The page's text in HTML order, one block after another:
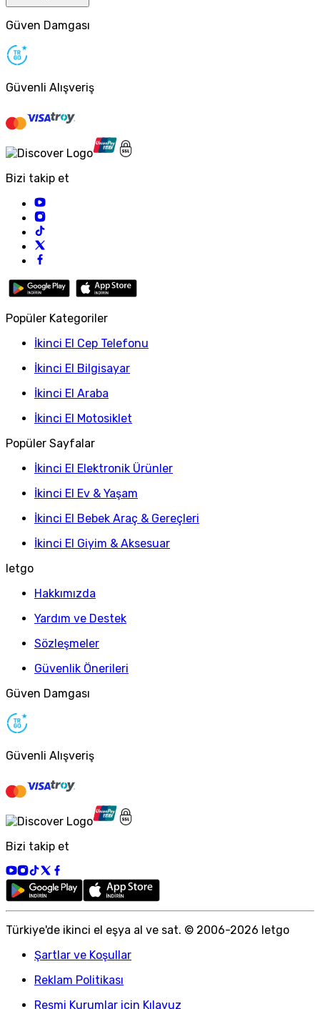
Güven Damgası
Güvenli Alışveriş
Bizi takip et
Popüler Kategoriler
İkinci El Cep Telefonu
İkinci El Bilgisayar
İkinci El Araba
İkinci El Motosiklet
Popüler Sayfalar
İkinci El Elektronik Ürünler
İkinci El Ev & Yaşam
İkinci El Bebek Araç & Gereçleri
İkinci El Giyim & Aksesuar
letgo
Hakkımızda
Yardım ve Destek
Sözleşmeler
Güvenlik Önerileri
Güven Damgası
Güvenli Alışveriş
Bizi takip et
Türkiye'de ikinci el eşya al ve sat. © 2006-2026 letgo
Şartlar ve Koşullar
Reklam Politikası
Resmi Kurumlar için Kılavuz